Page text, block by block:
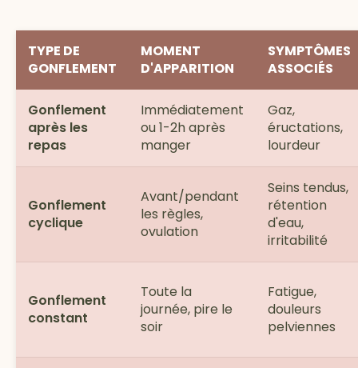
TYPE DE
GONFLEMENT
MOMENT
D'APPARITION
SYMPTÔMES
ASSOCIÉS
Gonflement
après les
repas
Immédiatement
ou 1-2h après
manger
Gaz,
éructations,
lourdeur
Gonflement
cyclique
Avant/pendant
les règles,
ovulation
Seins tendus,
rétention
d'eau,
irritabilité
Gonflement
constant
Toute la
journée, pire le
soir
Fatigue,
douleurs
pelviennes